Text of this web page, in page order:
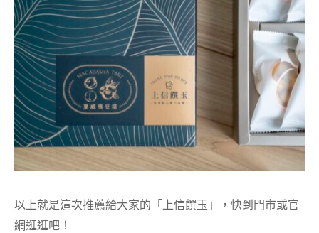
以上就是這次推薦給大家的「上信饌玉」，快到門市或官
網逛逛吧！